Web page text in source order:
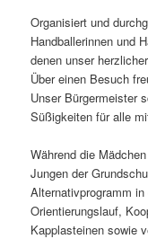
Organisiert und
Handballerinnen und
denen unser
Über einen Besuch
Unser Bürgermeister
Süßigkeiten für alle
Während die
Jungen der
Alternativprogramm
Orientierungslauf,
Kapplasteinen sowie